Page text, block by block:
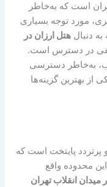
است که به‌خاطر
مورد توجه بسیاری
دنبالهتل ارزان در
در دسترس است.
به‌خاطر دسترسی
از بهترین گزینه‌ها
پایتخت است که
محدوده واقع
میدان انقلاب تهران